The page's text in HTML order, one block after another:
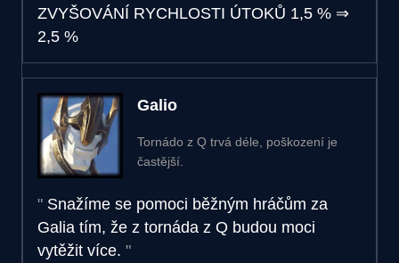
ZVYŠOVÁNÍ RYCHLOSTI ÚTOKŮ 1,5 % ⇒
2,5 %
Galio
Tornádo z Q trvá déle, poškození je
častější.
Snažíme se pomoci běžným hráčům za
Galia tím, že z tornáda z Q budou moci
vytěžit více.